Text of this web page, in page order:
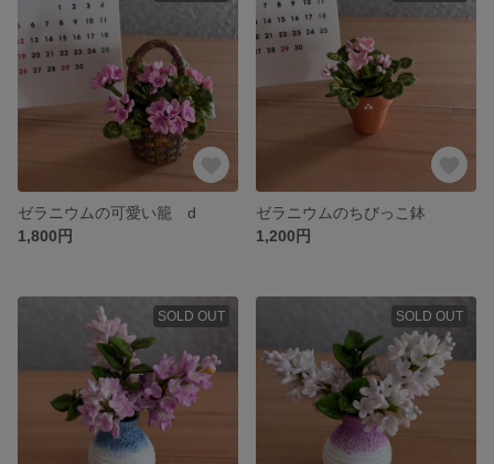
ゼラニウムの可愛い籠 d
1,800円
ゼラニウムのちびっこ鉢
1,200円
SOLD OUT SOLD OUT